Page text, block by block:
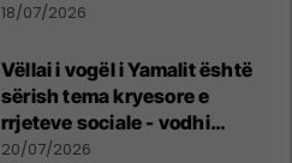
18/07/2026
Vëllai i vogël i Yamalit është
sërish tema kryesore e
rrjeteve sociale - vodhi
vëmendjen pas finales së
20/07/2026